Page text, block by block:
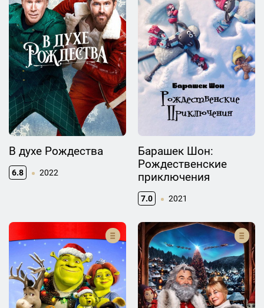
В духе Рождества
6.8 2022
Барашек Шон:
Рождественские
приключения
7.0 2021